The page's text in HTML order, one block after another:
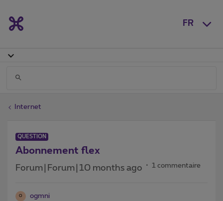
FR
Internet
QUESTION
Abonnement flex
Forum|Forum|10 months ago 1 commentaire
O ogmni